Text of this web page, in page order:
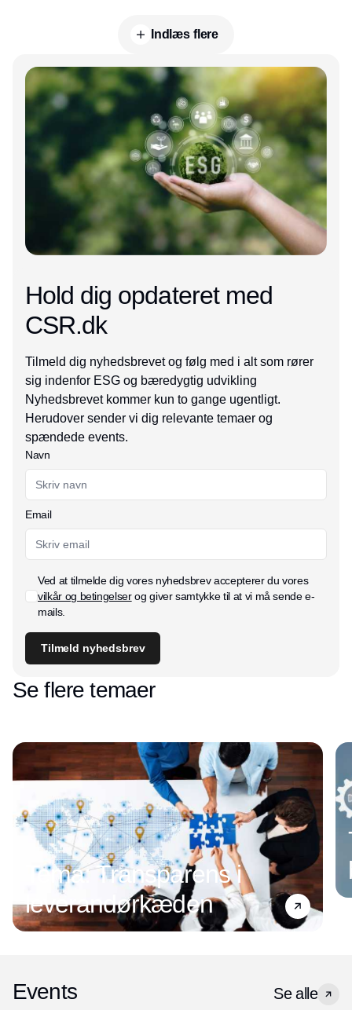
Indlæs flere
Annonce
Hold dig opdateret med
CSR.dk
Tilmeld dig nyhedsbrevet og følg med i alt som rører
sig indenfor ESG og bæredygtig udvikling
Nyhedsbrevet kommer kun to gange ugentligt.
Herudover sender vi dig relevante temaer og
spændede events.
Navn
Email
Ved at tilmelde dig vores nyhedsbrev accepterer du vores
vilkår og betingelserog giver samtykke til at vi må sende e-
mails.
Tilmeld nyhedsbrev
Se flere temaer
Tema: Transparens i
leverandørkæden
Events Se alle